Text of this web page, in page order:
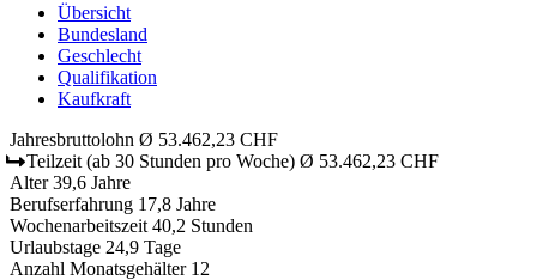
Übersicht
Bundesland
Geschlecht
Qualifikation
Kaufkraft
Jahresbruttolohn Ø 53.462,23 CHF
Teilzeit (ab 30 Stunden pro Woche) Ø 53.462,23 CHF
Alter 39,6 Jahre
Berufserfahrung 17,8 Jahre
Wochenarbeitszeit 40,2 Stunden
Urlaubstage 24,9 Tage
Anzahl Monatsgehälter 12